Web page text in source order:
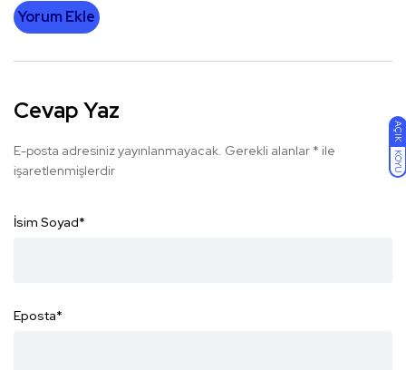
AÇIK
KOYU
Yorum Ekle
Cevap Yaz
E-posta adresiniz yayınlanmayacak. Gerekli alanlar * ile
işaretlenmişlerdir
İsim Soyad*
Eposta*